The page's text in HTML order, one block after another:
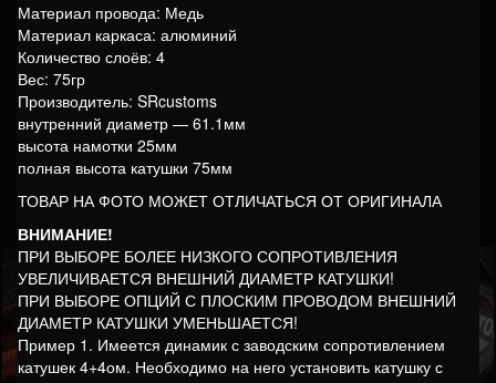
Материал провода: Медь
Материал каркаса: алюминий
Количество слоёв: 4
Вес: 75гр
Производитель: SRcustoms
внутренний диаметр — 61.1мм
высота намотки 25мм
полная высота катушки 75мм
ТОВАР НА ФОТО МОЖЕТ ОТЛИЧАТЬСЯ ОТ ОРИГИНАЛА
ВНИМАНИЕ!
ПРИ ВЫБОРЕ БОЛЕЕ НИЗКОГО СОПРОТИВЛЕНИЯ
УВЕЛИЧИВАЕТСЯ ВНЕШНИЙ ДИАМЕТР КАТУШКИ!
ПРИ ВЫБОРЕ ОПЦИЙ С ПЛОСКИМ ПРОВОДОМ ВНЕШНИЙ
ДИАМЕТР КАТУШКИ УМЕНЬШАЕТСЯ!
Пример 1. Имеется динамик с заводским сопротивлением
катушек 4+4ом. Необходимо на него установить катушку с